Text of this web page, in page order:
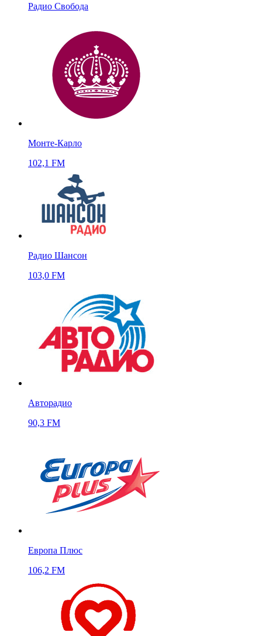
Радио Свобода
Монте-Карло
102,1 FM
Радио Шансон
103,0 FM
Авторадио
90,3 FM
Европа Плюс
106,2 FM